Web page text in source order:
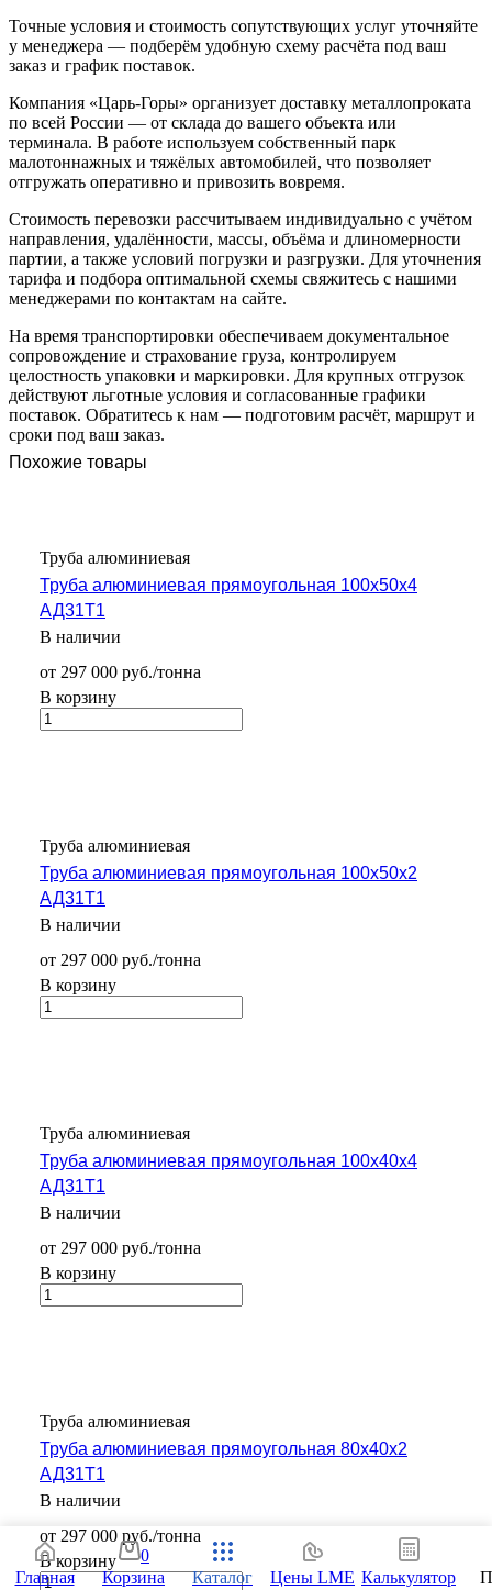
Точные условия и стоимость сопутствующих услуг уточняйте
у менеджера — подберём удобную схему расчёта под ваш
заказ и график поставок.
Компания «Царь-Горы» организует доставку металлопроката
по всей России — от склада до вашего объекта или
терминала. В работе используем собственный парк
малотоннажных и тяжёлых автомобилей, что позволяет
отгружать оперативно и привозить вовремя.
Стоимость перевозки рассчитываем индивидуально с учётом
направления, удалённости, массы, объёма и длиномерности
партии, а также условий погрузки и разгрузки. Для уточнения
тарифа и подбора оптимальной схемы свяжитесь с нашими
менеджерами по контактам на сайте.
На время транспортировки обеспечиваем документальное
сопровождение и страхование груза, контролируем
целостность упаковки и маркировки. Для крупных отгрузок
действуют льготные условия и согласованные графики
поставок. Обратитесь к нам — подготовим расчёт, маршрут и
сроки под ваш заказ.
Похожие товары
Труба алюминиевая
Труба алюминиевая прямоугольная 100х50х4
АД31Т1
В наличии
от 297 000 руб./тонна
В корзину
Труба алюминиевая
Труба алюминиевая прямоугольная 100х50х2
АД31Т1
В наличии
от 297 000 руб./тонна
В корзину
Труба алюминиевая
Труба алюминиевая прямоугольная 100х40х4
АД31Т1
В наличии
от 297 000 руб./тонна
В корзину
Труба алюминиевая
Труба алюминиевая прямоугольная 80х40х2
АД31Т1
В наличии
от 297 000 руб./тонна
В корзину
Главная
0
Корзина
Каталог Цены LME Калькулятор